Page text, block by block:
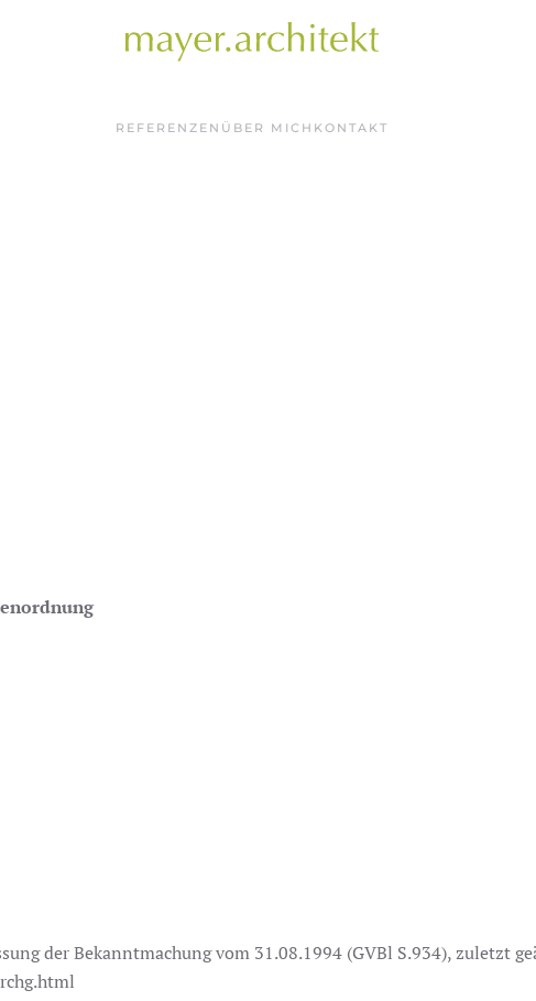
REFERENZEN ÜBER MICH KONTAKT
der Bekanntmachung vom 31.08.1994 (GVBl S.934), zuletzt